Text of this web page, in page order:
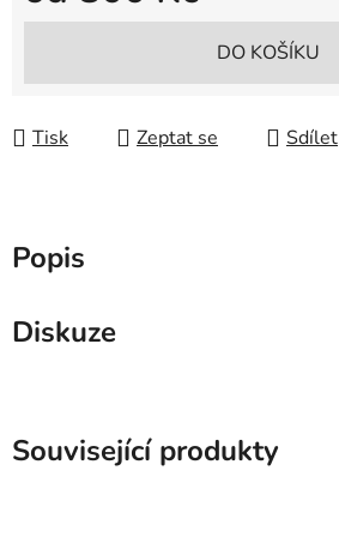
Měrná cena:
DO KOŠÍKU
Tisk Zeptat se Sdílet
Popis
Diskuze
Související produkty